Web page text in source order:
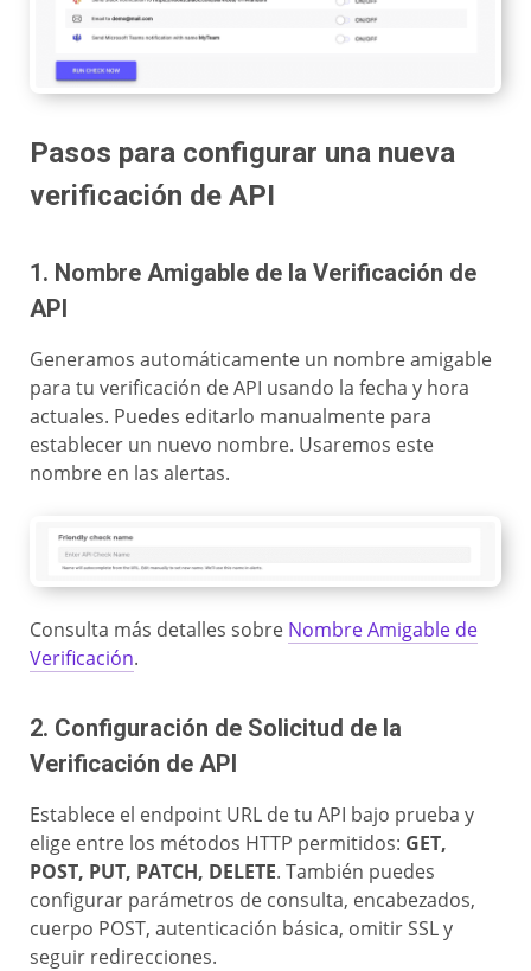
Pasos para configurar una nueva
verificación de API
1. Nombre Amigable de la Verificación de
API
Generamos automáticamente un nombre amigable
para tu verificación de API usando la fecha y hora
actuales. Puedes editarlo manualmente para
establecer un nuevo nombre. Usaremos este
nombre en las alertas.
Consulta más detalles sobre Nombre Amigable de
Verificación.
2. Configuración de Solicitud de la
Verificación de API
Establece el endpoint URL de tu API bajo prueba y
elige entre los métodos HTTP permitidos: GET,
POST, PUT, PATCH, DELETE. También puedes
configurar parámetros de consulta, encabezados,
cuerpo POST, autenticación básica, omitir SSL y
seguir redirecciones.